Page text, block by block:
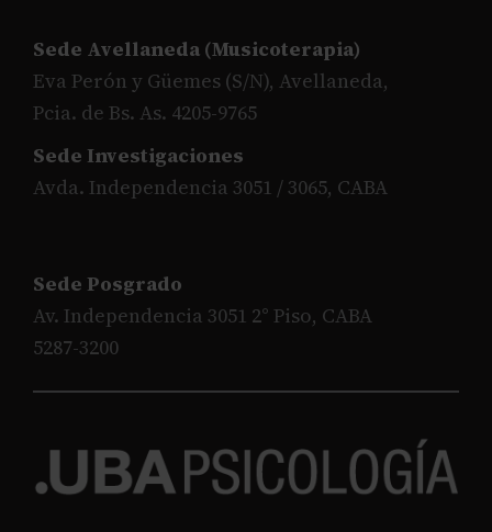
Sede Avellaneda (Musicoterapia)
Eva Perón y Güemes (S/N), Avellaneda,
Pcia. de Bs. As. 4205-9765
Sede Investigaciones
Avda. Independencia 3051 / 3065, CABA
Sede Posgrado
Av. Independencia 3051 2° Piso, CABA
5287-3200